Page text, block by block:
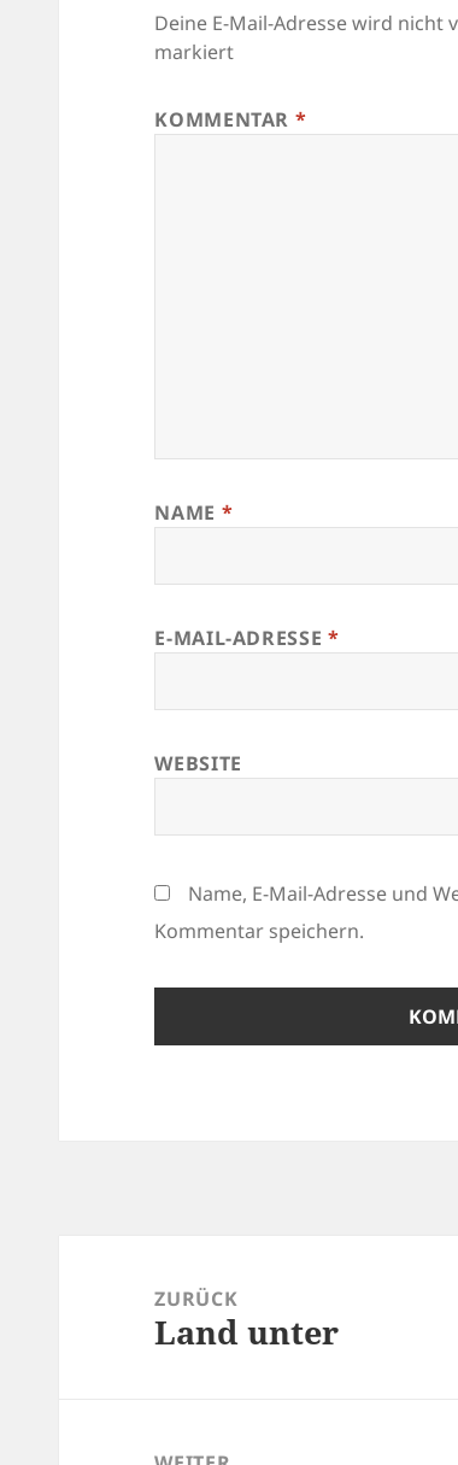
Deine E-Mail-Adresse wird nicht
markiert
KOMMENTAR *
NAME *
E-MAIL-ADRESSE *
WEBSITE
Name, E-Mail-Adresse und
Kommentar speichern.
ZURÜCK
Vorheriger
Land unter